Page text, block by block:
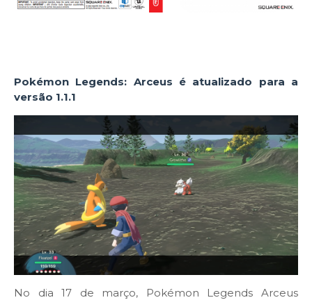
Pokémon Legends: Arceus é atualizado para a
versão 1.1.1
No dia 17 de março, Pokémon Legends Arceus